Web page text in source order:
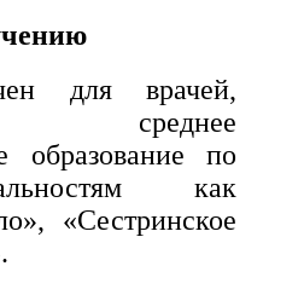
и технологии
для врачей,
среднее
образование по
как
«Сестринское